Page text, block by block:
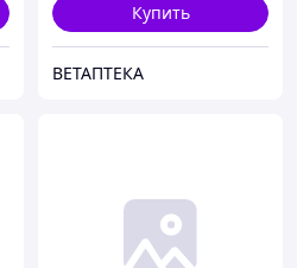
Купить
ВЕТАПТЕКА